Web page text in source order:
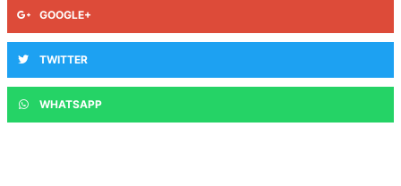
GOOGLE+
TWITTER
WHATSAPP